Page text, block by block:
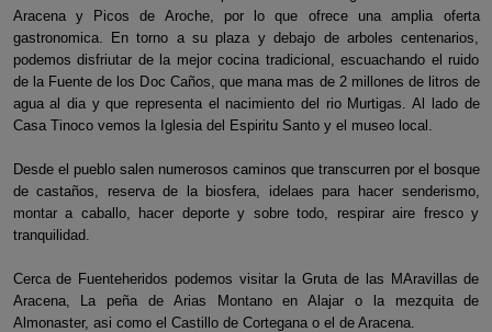
Aracena y Picos de Aroche, por lo que ofrece una amplia oferta
gastronomica. En torno a su plaza y debajo de arboles centenarios,
podemos disfriutar de la mejor cocina tradicional, escuachando el ruido
de la Fuente de los Doc Caños, que mana mas de 2 millones de litros de
agua al dia y que representa el nacimiento del rio Murtigas. Al lado de
Casa Tinoco vemos la Iglesia del Espiritu Santo y el museo local.
Desde el pueblo salen numerosos caminos que transcurren por el bosque
de castaños, reserva de la biosfera, idelaes para hacer senderismo,
montar a caballo, hacer deporte y sobre todo, respirar aire fresco y
tranquilidad.
Cerca de Fuenteheridos podemos visitar la Gruta de las MAravillas de
Aracena, La peña de Arias Montano en Alajar o la mezquita de
Almonaster, asi como el Castillo de Cortegana o el de Aracena.